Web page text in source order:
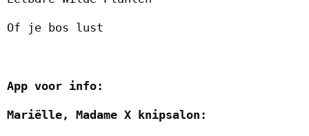
Of je bos lust
App voor info:
Mariëlle, Madame X knipsalon: